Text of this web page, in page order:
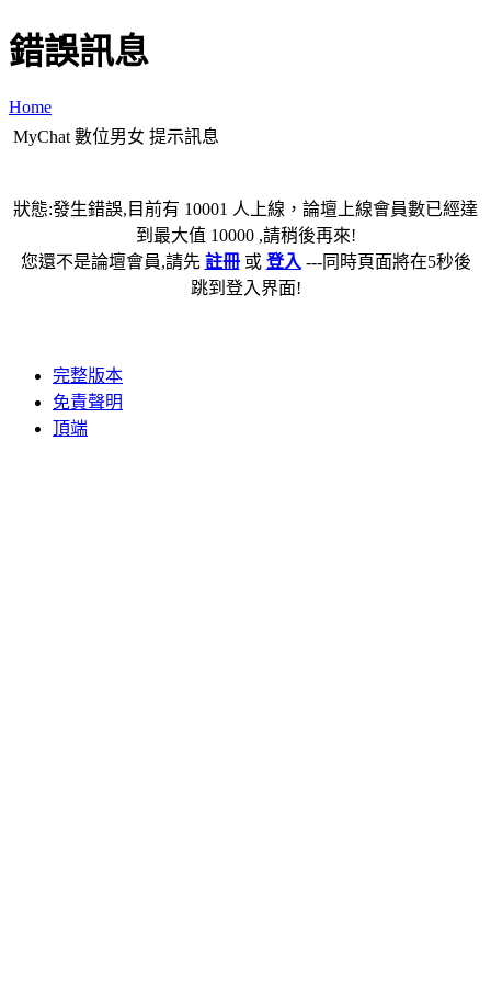
錯誤訊息
Home
MyChat 數位男女 提示訊息
狀態:發生錯誤,目前有 10001 人上線，論壇上線會員數已經達
到最大值 10000 ,請稍後再來!
您還不是論壇會員,請先 註冊或 登入 ---同時頁面將在5秒後
跳到登入界面!
完整版本
免責聲明
頂端